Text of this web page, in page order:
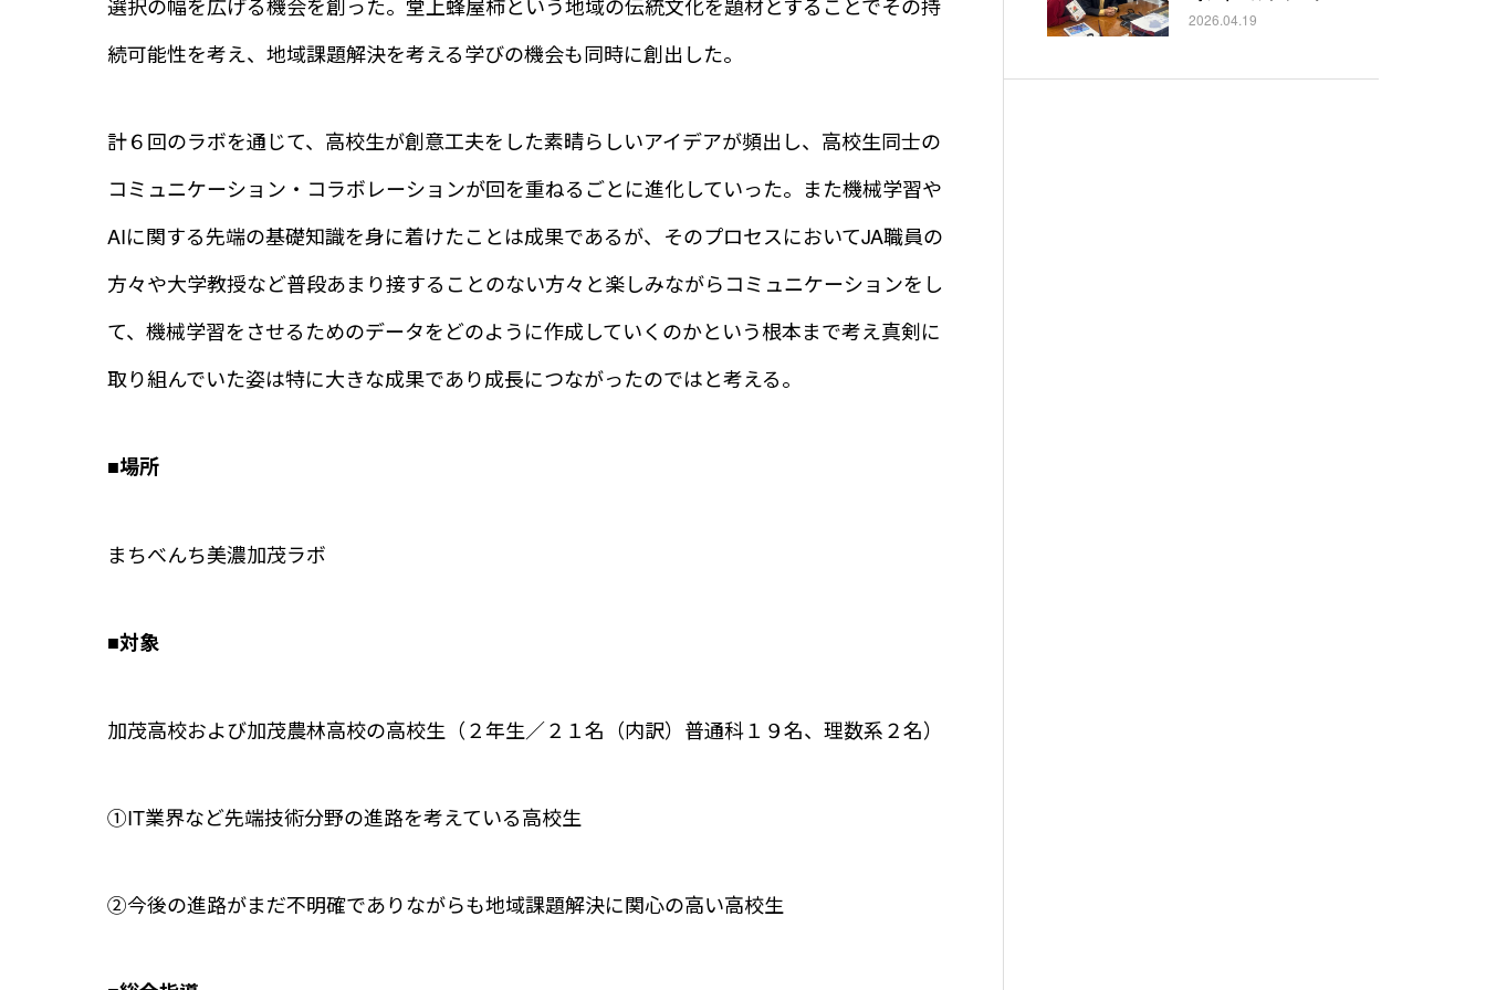
続可能性を考え、地域課題解決を考える学びの機会も同時に創出した。
計６回のラボを通じて、高校生が創意工夫をした素晴らしいアイデアが頻出し、高校生同士の
コミュニケーション・コラボレーションが回を重ねるごとに進化していった。また機械学習や
AIに関する先端の基礎知識を身に着けたことは成果であるが、そのプロセスにおいてJA職員の
方々や大学教授など普段あまり接することのない方々と楽しみながらコミュニケーションをし
て、機械学習をさせるためのデータをどのように作成していくのかという根本まで考え真剣に
取り組んでいた姿は特に大きな成果であり成長につながったのではと考える。
■場所
まちべんち美濃加茂ラボ
■対象
加茂高校および加茂農林高校の高校生（２年生／２１名（内訳）普通科１９名、理数系２名）
①IT業界など先端技術分野の進路を考えている高校生
②今後の進路がまだ不明確でありながらも地域課題解決に関心の高い高校生
2026.04.19